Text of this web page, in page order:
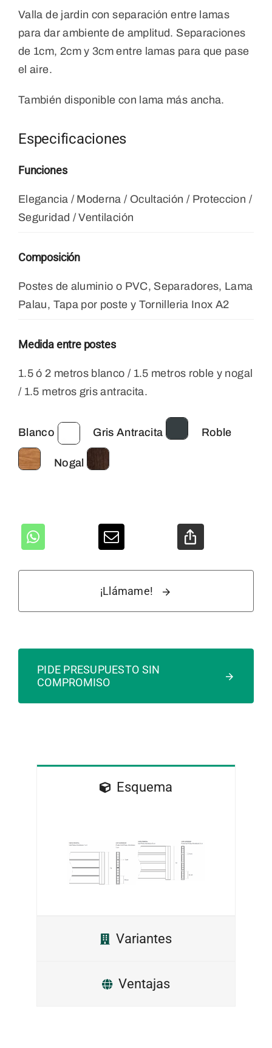
Valla de jardin con separación entre lamas
para dar ambiente de amplitud. Separaciones
de 1cm, 2cm y 3cm entre lamas para que pase
el aire.
También disponible con lama más ancha.
Especificaciones
Funciones
Elegancia / Moderna / Ocultación / Proteccion /
Seguridad / Ventilación
Composición
Postes de aluminio o PVC, Separadores, Lama
Palau, Tapa por poste y Tornilleria Inox A2
Medida entre postes
1.5 ó 2 metros blanco / 1.5 metros roble y nogal
/ 1.5 metros gris antracita.
Blanco Gris Antracita Roble
Nogal
¡Llámame!
PIDE PRESUPUESTO SIN
COMPROMISO
Esquema
Variantes
Ventajas